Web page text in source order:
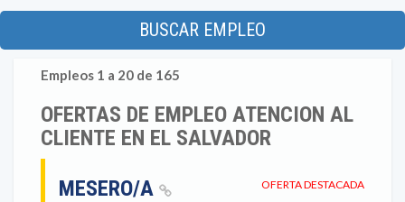
BUSCAR EMPLEO
Empleos 1 a 20 de 165
OFERTAS DE EMPLEO ATENCION AL
CLIENTE EN EL SALVADOR
OFERTA DESTACADA
MESERO/A